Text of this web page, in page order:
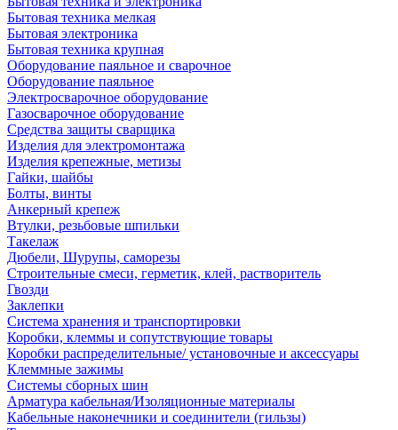
Бытовая техника мелкая
Бытовая электроника
Бытовая техника крупная
Оборудование паяльное и сварочное
Оборудование паяльное
Электросварочное оборудование
Газосварочное оборудование
Средства защиты сварщика
Изделия для электромонтажа
Изделия крепежные, метизы
Гайки, шайбы
Болты, винты
Анкерный крепеж
Втулки, резьбовые шпильки
Такелаж
Дюбели, Шурупы, саморезы
Строительные смеси, герметик, клей, растворитель
Гвозди
Заклепки
Система хранения и транспортировки
Коробки, клеммы и сопутствующие товары
Коробки распределительные/ установочные и аксессуары
Клеммные зажимы
Системы сборных шин
Арматура кабельная/Изоляционные материалы
Кабельные наконечники и соединители (гильзы)